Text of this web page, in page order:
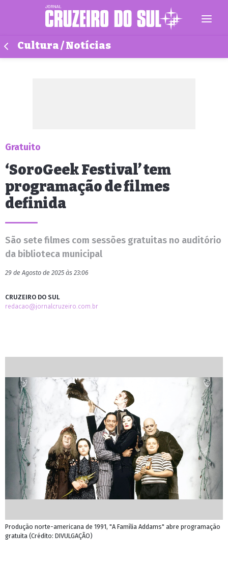
Cultura / Notícias
Gratuito
‘SoroGeek Festival’ tem
programação de filmes
definida
São sete filmes com sessões gratuitas no auditório
da biblioteca municipal
29 de Agosto de 2025 às 23:06
CRUZEIRO DO SUL
redacao@jornalcruzeiro.com.br
Produção norte-americana de 1991, "A Família Addams" abre programação
gratuita (Crédito: DIVULGAÇÃO)